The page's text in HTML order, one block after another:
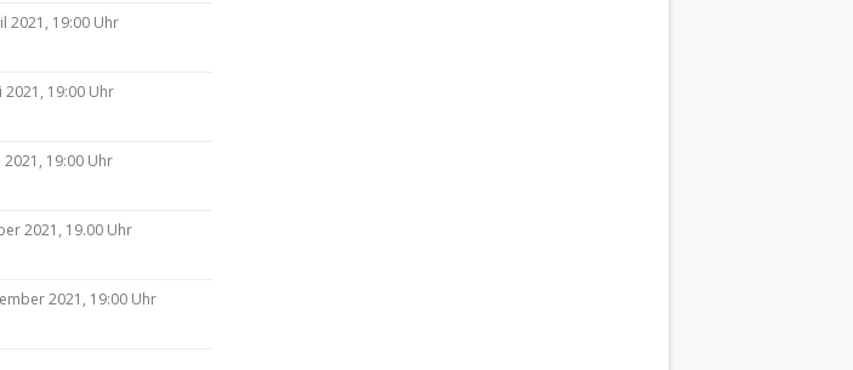
2021, 19:00 Uhr
2021, 19:00 Uhr
2021, 19:00 Uhr
2021, 19.00 Uhr
2021, 19:00 Uhr